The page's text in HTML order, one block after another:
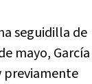
seguidilla de
mayo, García
previamente